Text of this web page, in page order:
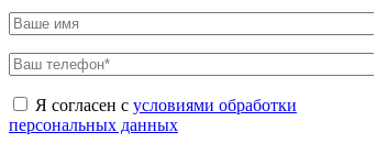
Я согласен с условиями обработки
персональных данных